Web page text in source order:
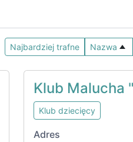
Najbardziej trafne Nazwa
Klub Malucha
Klub dziecięcy
Adres